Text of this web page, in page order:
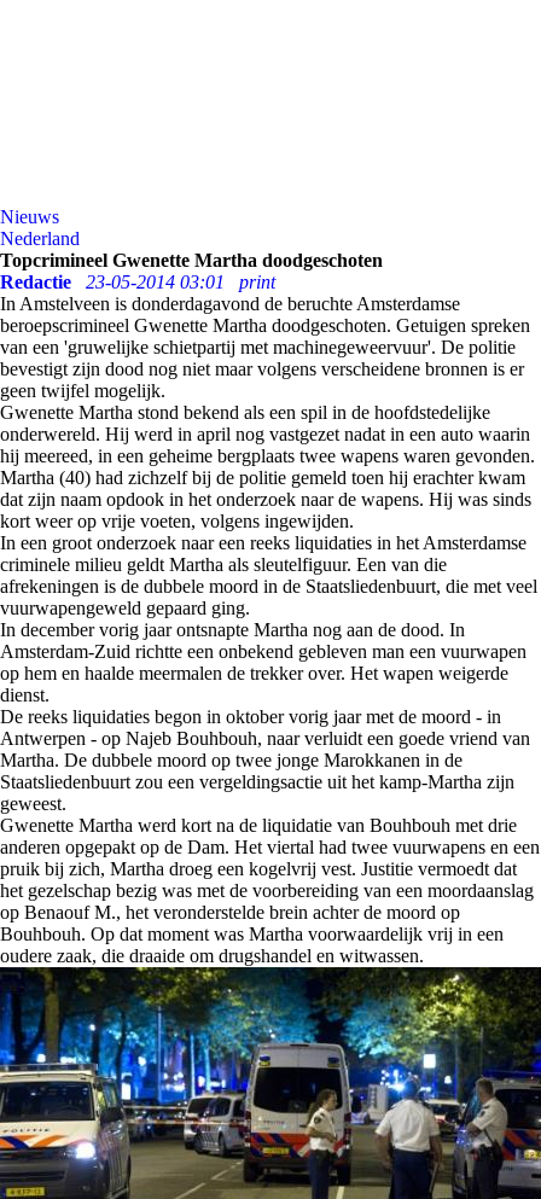
Nieuws
Nederland
Topcrimineel Gwenette Martha doodgeschoten
Redactie
23-05-2014 03:01
print
In Amstelveen is donderdagavond de beruchte Amsterdamse
beroepscrimineel Gwenette Martha doodgeschoten. Getuigen spreken
van een 'gruwelijke schietpartij met machinegeweervuur'. De politie
bevestigt zijn dood nog niet maar volgens verscheidene bronnen is er
geen twijfel mogelijk.
Gwenette Martha stond bekend als een spil in de hoofdstedelijke
onderwereld. Hij werd in april nog vastgezet nadat in een auto waarin
hij meereed, in een geheime bergplaats twee wapens waren gevonden.
Martha (40) had zichzelf bij de politie gemeld toen hij erachter kwam
dat zijn naam opdook in het onderzoek naar de wapens. Hij was sinds
kort weer op vrije voeten, volgens ingewijden.
In een groot onderzoek naar een reeks liquidaties in het Amsterdamse
criminele milieu geldt Martha als sleutelfiguur. Een van die
afrekeningen is de dubbele moord in de Staatsliedenbuurt, die met veel
vuurwapengeweld gepaard ging.
In december vorig jaar ontsnapte Martha nog aan de dood. In
Amsterdam-Zuid richtte een onbekend gebleven man een vuurwapen
op hem en haalde meermalen de trekker over. Het wapen weigerde
dienst.
De reeks liquidaties begon in oktober vorig jaar met de moord - in
Antwerpen - op Najeb Bouhbouh, naar verluidt een goede vriend van
Martha. De dubbele moord op twee jonge Marokkanen in de
Staatsliedenbuurt zou een vergeldingsactie uit het kamp-Martha zijn
geweest.
Gwenette Martha werd kort na de liquidatie van Bouhbouh met drie
anderen opgepakt op de Dam. Het viertal had twee vuurwapens en een
pruik bij zich, Martha droeg een kogelvrij vest. Justitie vermoedt dat
het gezelschap bezig was met de voorbereiding van een moordaanslag
op Benaouf M., het veronderstelde brein achter de moord op
Bouhbouh. Op dat moment was Martha voorwaardelijk vrij in een
oudere zaak, die draaide om drugshandel en witwassen.